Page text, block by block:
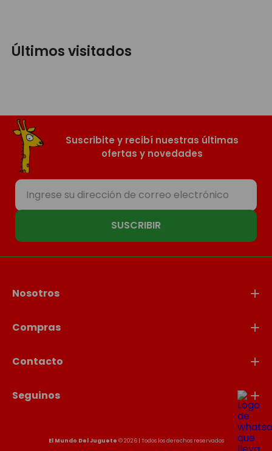
Últimos visitados
Suscribite y recibí nuestras últimas
ofertas y novedades
SUSCRIBIR
Nosotros
Compras
Contacto
Seguinos
El Mundo Del Juguete © 2026 | Todos los derechos reservados